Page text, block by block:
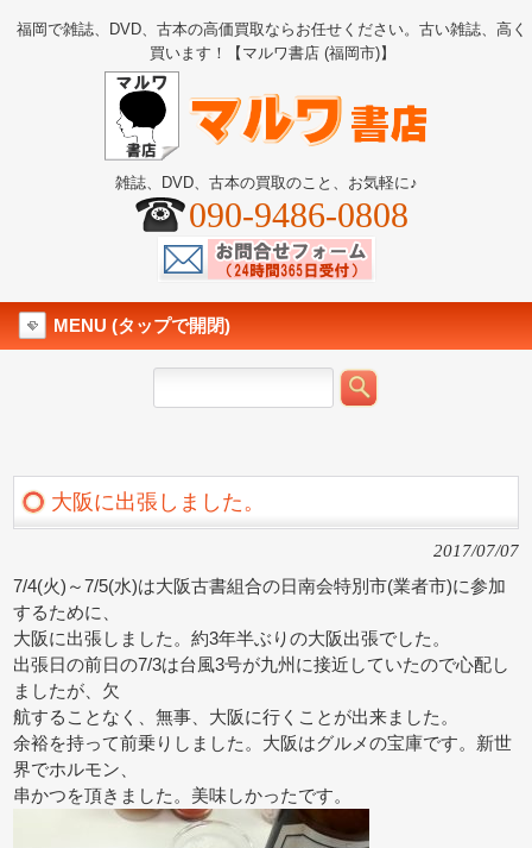
福岡で雑誌、DVD、古本の高価買取ならお任せください。古い雑誌、高く
買います！【マルワ書店 (福岡市)】
雑誌、DVD、古本の買取のこと、お気軽に♪
090-9486-0808
MENU (タップで開閉)
大阪に出張しました。
2017/07/07
7/4(火)～7/5(水)は大阪古書組合の日南会特別市(業者市)に参加
するために、
大阪に出張しました。約3年半ぶりの大阪出張でした。
出張日の前日の7/3は台風3号が九州に接近していたので心配し
ましたが、欠
航することなく、無事、大阪に行くことが出来ました。
余裕を持って前乗りしました。大阪はグルメの宝庫です。新世
界でホルモン、
串かつを頂きました。美味しかったです。